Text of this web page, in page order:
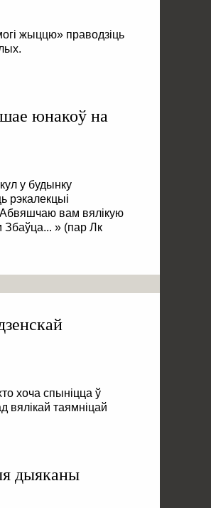
жыццю» праводзіць
юнакоў на
у будынку
рэкалекцыі
вам вялікую
Збаўца... » (пар Лк
хоча спыніцца ў
вялікай таямніцай
дыяканы